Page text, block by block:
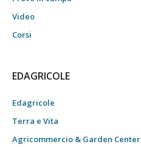
Video
Corsi
EDAGRICOLE
Edagricole
Terra e Vita
Agricommercio & Garden Center